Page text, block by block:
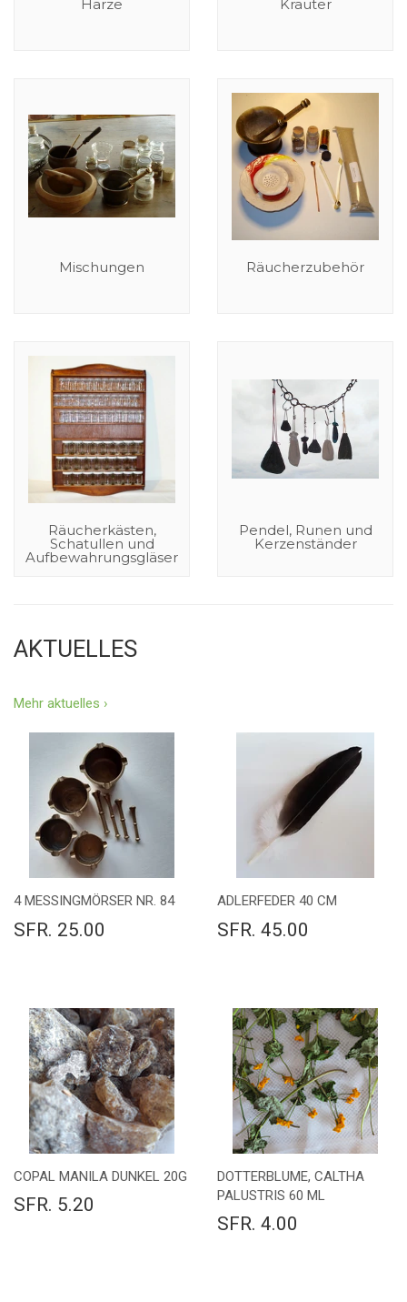
Harze Kräuter
Mischungen Räucherzubehör
Räucherkästen,
Schatullen und
Aufbewahrungsgläser
Pendel, Runen und
Kerzenständer
AKTUELLES
Mehr aktuelles ›
4 MESSINGMÖRSER NR. 84
SFR. 25.00
ADLERFEDER 40 CM
SFR. 45.00
COPAL MANILA DUNKEL 20G
SFR. 5.20
DOTTERBLUME, CALTHA
PALUSTRIS 60 ML
SFR. 4.00